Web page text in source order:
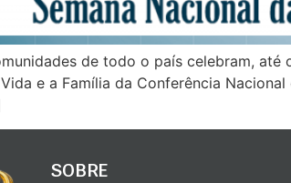
de todo o país celebram,
e a Família da Conferência
SOBRE